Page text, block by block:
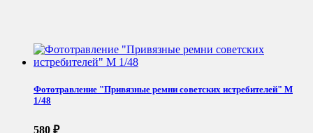
Фототравление "Привязные ремни советских истребителей" М
1/48
580 ₽